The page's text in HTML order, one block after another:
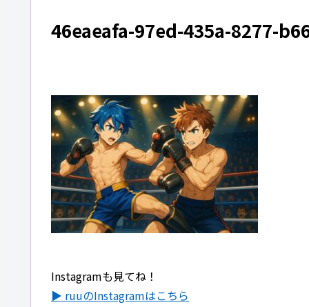
46eaeafa-97ed-435a-8277-
Instagramも見てね！
▶ ruuのInstagramはこちら